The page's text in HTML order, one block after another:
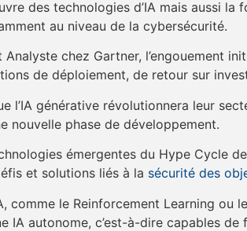
des technologies d’IA mais aussi la
au niveau de la cybersécurité.
chez Gartner, l’engouement
de déploiement, de retour sur
l’IA générative révolutionnera leur
nouvelle phase de développement.
émergentes du Hype Cycle
et solutions liés à la sécurité des
comme le Reinforcement Learning ou
IA autonome, c’est-à-dire capables